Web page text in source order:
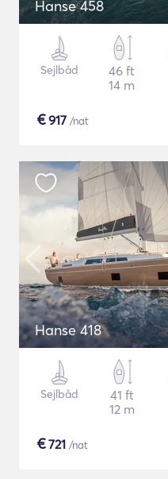
Hanse 458
Sejlbåd
46 ft
14 m
€917 /nat
Hanse 418
Sejlbåd
41 ft
12 m
€721 /nat